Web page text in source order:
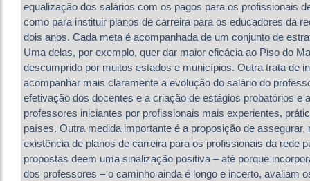
equalização dos salários com os pagos para os profissionais
como para instituir planos de carreira para os educadores da
dois anos. Cada meta é acompanhada de um conjunto de
Uma delas, por exemplo, quer dar maior eficácia ao Piso do
descumprido por muitos estados e municípios. Outra trata de
acompanhar mais claramente a evolução do salário do
efetivação dos docentes e a criação de estágios probatórios e
professores iniciantes por profissionais mais experientes,
países. Outra medida importante é a proposição de assegurar,
existência de planos de carreira para os profissionais da rede
propostas deem uma sinalização positiva – até porque
dos professores – o caminho ainda é longo e incerto, avaliam